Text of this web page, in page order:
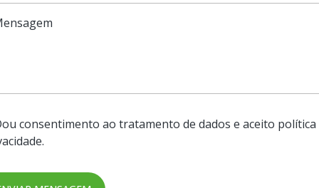
consentimento ao tratamento de dados e aceito política